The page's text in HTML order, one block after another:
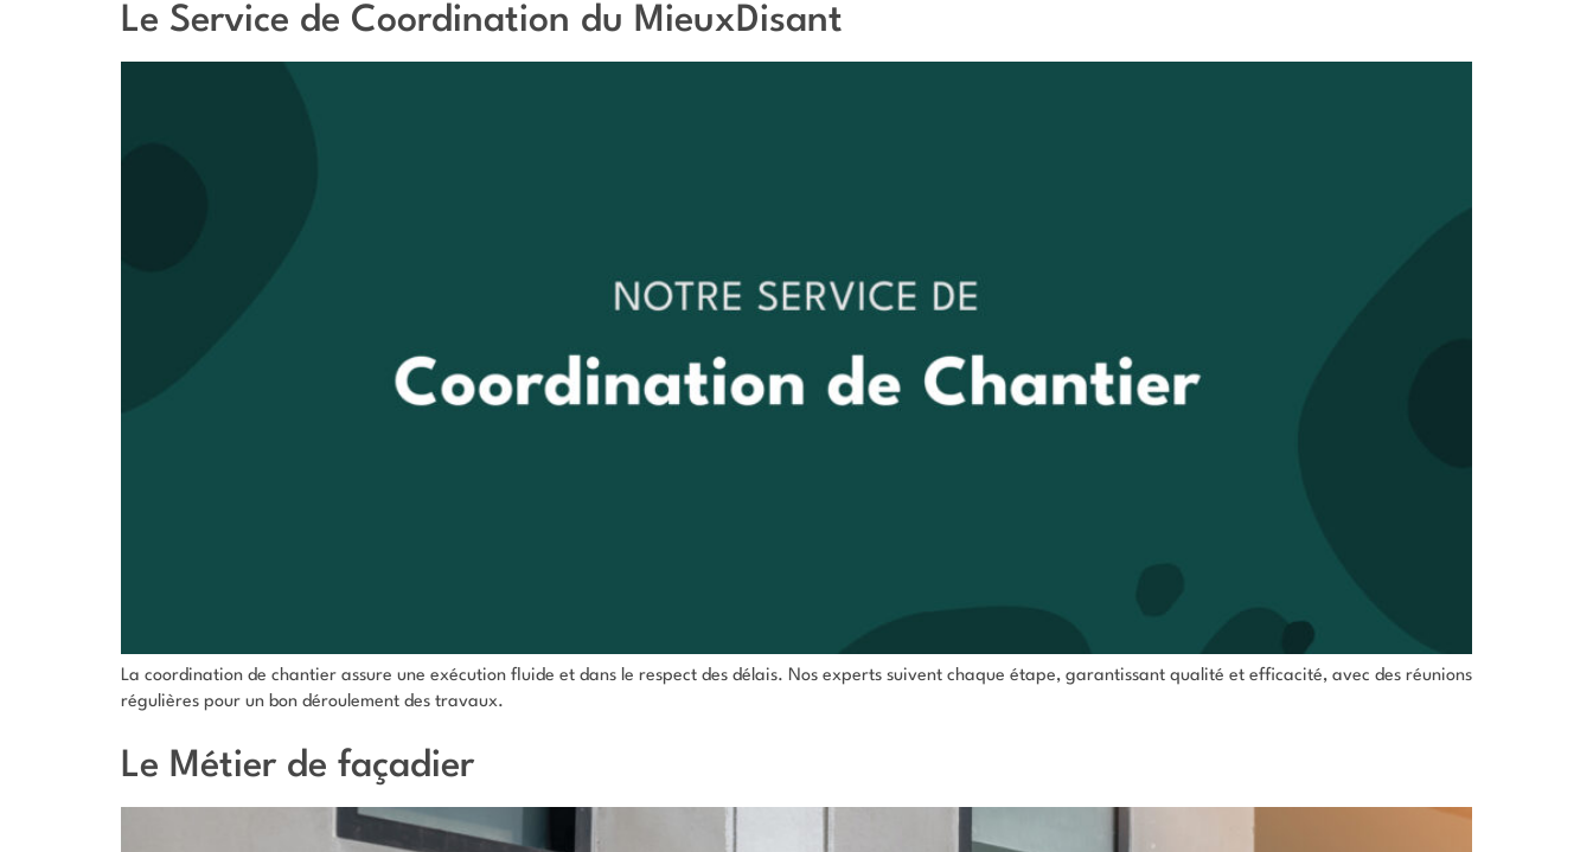
Le Service de Coordination du MieuxDisant
La coordination de chantier assure une exécution fluide et dans le respect des délais. Nos experts suivent chaque étape, garantissant qualité et efficacité, avec des réunions
régulières pour un bon déroulement des travaux.
Le Métier de façadier